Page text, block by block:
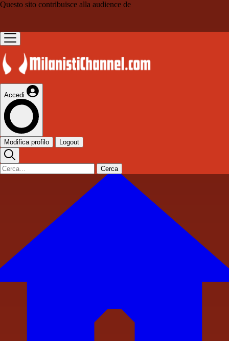
Questo sito contribuisce alla audience de
Accedi
Modifica profilo Logout
Cerca